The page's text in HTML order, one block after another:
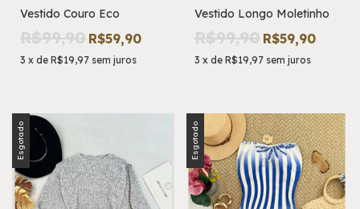
Vestido Couro Eco
R$99,90 R$59,90
3 x de R$19,97 sem juros
Vestido Longo Moletinho
R$99,90 R$59,90
3 x de R$19,97 sem juros
Esgotado Esgotado